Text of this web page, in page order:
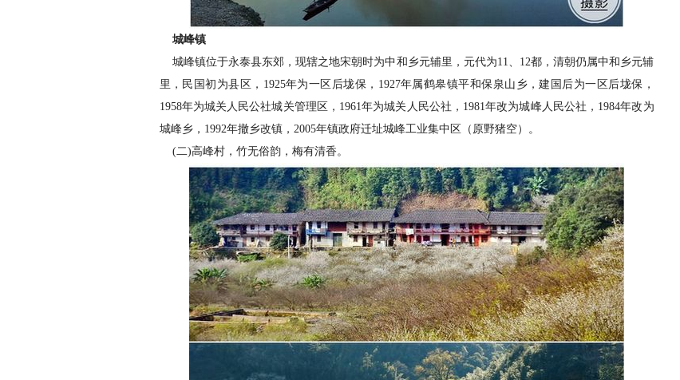
城峰镇
城峰镇位于永泰县东郊，现辖之地宋朝时为中和乡元辅里，元代为11、12都，清朝仍属中和乡元辅
里，民国初为县区，1925年为一区后垅保，1927年属鹤皋镇平和保泉山乡，建国后为一区后垅保，
1958年为城关人民公社城关管理区，1961年为城关人民公社，1981年改为城峰人民公社，1984年改为
城峰乡，1992年撤乡改镇，2005年镇政府迁址城峰工业集中区（原野猪空）。
(二)高峰村，竹无俗韵，梅有清香。